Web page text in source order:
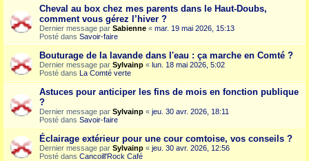
Cheval au box chez mes parents dans le Haut-Doubs,
comment vous gérez l’hiver ?
Dernier message par Sabienne « mar. 19 mai 2026, 15:13
Posté dans Savoir-faire
Bouturage de la lavande dans l'eau : ça marche en Comté ?
Dernier message par Sylvainp « lun. 18 mai 2026, 5:02
Posté dans La Comté verte
Astuces pour anticiper les fins de mois en fonction publique
?
Dernier message par Sylvainp « jeu. 30 avr. 2026, 18:11
Posté dans Savoir-faire
Éclairage extérieur pour une cour comtoise, vos conseils ?
Dernier message par Sylvainp « jeu. 30 avr. 2026, 12:56
Posté dans Cancoill'Rock Café